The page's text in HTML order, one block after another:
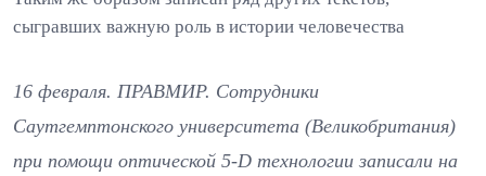
сыгравших важную роль в истории человечества
16 февраля. ПРАВМИР. Сотрудники
Саутгемптонского университета (Великобритания)
при помощи оптической 5-D технологии записали на